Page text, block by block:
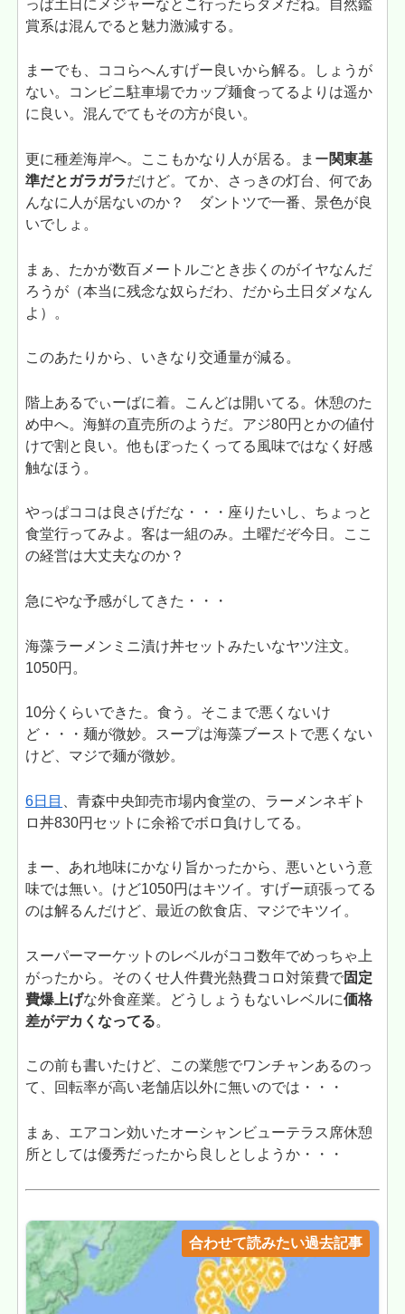
っぱ土日にメジャーなとこ行ったらダメだね。自然鑑
賞系は混んでると魅力激減する。
まーでも、ココらへんすげー良いから解る。しょうが
ない。コンビニ駐車場でカップ麺食ってるよりは遥か
に良い。混んでてもその方が良い。
更に種差海岸へ。ここもかなり人が居る。まー関東基
準だとガラガラだけど。てか、さっきの灯台、何であ
んなに人が居ないのか？ ダントツで一番、景色が良
いでしょ。
まぁ、たかが数百メートルごとき歩くのがイヤなんだ
ろうが（本当に残念な奴らだわ、だから土日ダメなん
よ）。
このあたりから、いきなり交通量が減る。
階上あるでぃーばに着。こんどは開いてる。休憩のた
め中へ。海鮮の直売所のようだ。アジ80円とかの値付
けで割と良い。他もぼったくってる風味ではなく好感
触なほう。
やっぱココは良さげだな・・・座りたいし、ちょっと
食堂行ってみよ。客は一組のみ。土曜だぞ今日。ここ
の経営は大丈夫なのか？
急にやな予感がしてきた・・・
海藻ラーメンミニ漬け丼セットみたいなヤツ注文。
1050円。
10分くらいできた。食う。そこまで悪くないけ
ど・・・麺が微妙。スープは海藻ブーストで悪くない
けど、マジで麺が微妙。
6日目
、青森中央卸売市場内食堂の、ラーメンネギト
ロ丼830円セットに余裕でボロ負けしてる。
まー、あれ地味にかなり旨かったから、悪いという意
味では無い。けど1050円はキツイ。すげー頑張ってる
のは解るんだけど、最近の飲食店、マジでキツイ。
スーパーマーケットのレベルがココ数年でめっちゃ上
がったから。そのくせ人件費光熱費コロ対策費で固定
費爆上げな外食産業。どうしょうもないレベルに価格
差がデカくなってる。
この前も書いたけど、この業態でワンチャンあるのっ
て、回転率が高い老舗店以外に無いのでは・・・
まぁ、エアコン効いたオーシャンビューテラス席休憩
所としては優秀だったから良しとしようか・・・
合わせて読みたい過去記事